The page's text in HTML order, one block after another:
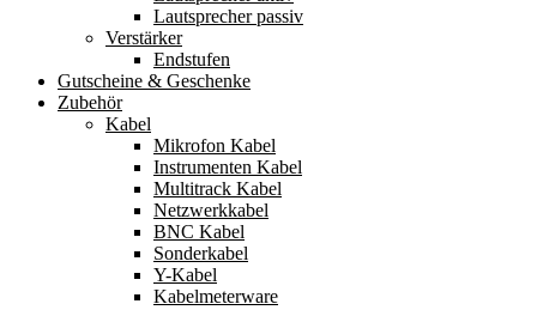
Lautsprecher passiv
Verstärker
Endstufen
Gutscheine & Geschenke
Zubehör
Kabel
Mikrofon Kabel
Instrumenten Kabel
Multitrack Kabel
Netzwerkkabel
BNC Kabel
Sonderkabel
Y-Kabel
Kabelmeterware